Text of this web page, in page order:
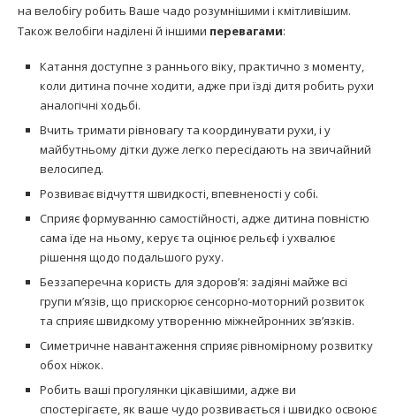
на велобігу робить Ваше чадо розумнішими і кмітливішим.
Також велобіги наділені й іншими перевагами:
Катання доступне з раннього віку, практично з моменту,
коли дитина почне ходити, адже при їзді дитя робить рухи
аналогічні ходьбі.
Вчить тримати рівновагу та координувати рухи, і у
майбутньому дітки дуже легко пересідають на звичайний
велосипед.
Розвиває відчуття швидкості, впевненості у собі.
Сприяє формуванню самостійності, адже дитина повністю
сама їде на ньому, керує та оцінює рельєф і ухвалює
рішення щодо подальшого руху.
Беззаперечна користь для здоров’я: задіяні майже всі
групи м’язів, що прискорює сенсорно-моторний розвиток
та сприяє швидкому утворенню міжнейронних зв’язків.
Симетричне навантаження сприяє рівномірному розвитку
обох ніжок.
Робить ваші прогулянки цікавішими, адже ви
спостерігаєте, як ваше чудо розвивається і швидко освоює